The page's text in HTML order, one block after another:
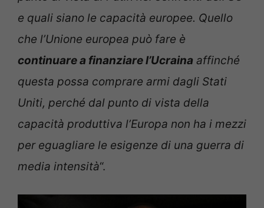
e quali siano le capacità europee. Quello
che l’Unione europea può fare è
continuare a finanziare l’Ucraina affinché
questa possa comprare armi dagli Stati
Uniti, perché dal punto di vista della
capacità produttiva l’Europa non ha i mezzi
per eguagliare le esigenze di una guerra di
media intensità“.